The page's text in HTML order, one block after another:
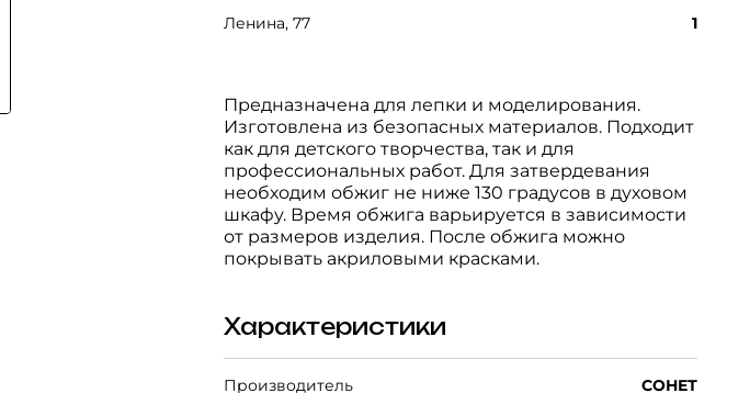
Ленина, 77 1
Предназначена для лепки и моделирования.
Изготовлена из безопасных материалов. Подходит
как для детского творчества, так и для
профессиональных работ. Для затвердевания
необходим обжиг не ниже 130 градусов в духовом
шкафу. Время обжига варьируется в зависимости
от размеров изделия. После обжига можно
покрывать акриловыми красками.
Характеристики
Производитель СОНЕТ